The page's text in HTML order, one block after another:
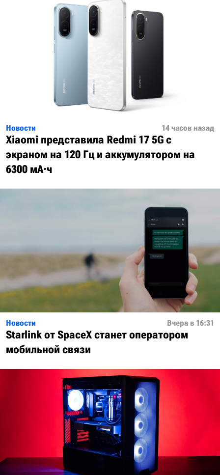
Новости 14 часов назад
Xiaomi представила Redmi 17 5G с
экраном на 120 Гц и аккумулятором на
6300 мА·ч
Новости Вчера в 16:31
Starlink от SpaceX станет оператором
мобильной связи